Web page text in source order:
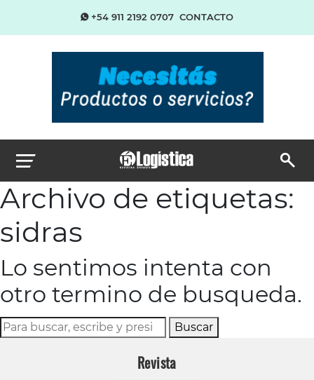
+54 911 2192 0707 CONTACTO
Archivo de etiquetas:
sidras
Lo sentimos intenta con
otro termino de busqueda.
Buscar
Revista